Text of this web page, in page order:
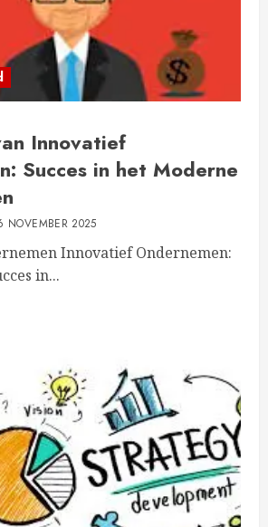
Innovatief
Succes in het Moderne
NOVEMBER 2025
Innovatief Ondernemen:
in...